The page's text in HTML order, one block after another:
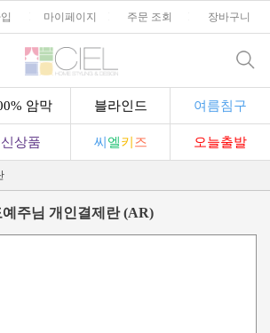
마이페이지 주문 조회 장바구니
암막 블라인드 여름침구
신상품 씨 엘키 즈 오늘출발
예주님 개인결제란 (AR)